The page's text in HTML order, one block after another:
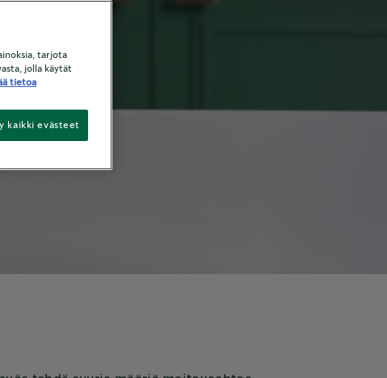
tarjota
jolla käytät
tietoa
kaikki evästeet